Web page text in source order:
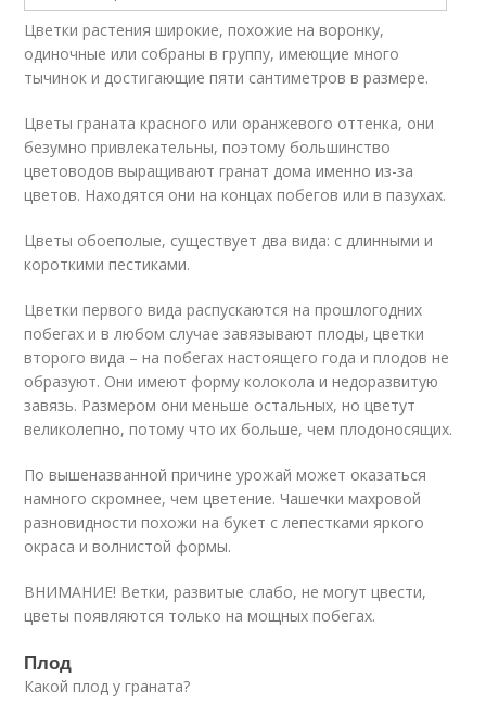
Цветки растения широкие, похожие на воронку,
одиночные или собраны в группу, имеющие много
тычинок и достигающие пяти сантиметров в размере.
Цветы граната красного или оранжевого оттенка, они
безумно привлекательны, поэтому большинство
цветоводов выращивают гранат дома именно из-за
цветов. Находятся они на концах побегов или в пазухах.
Цветы обоеполые, существует два вида: с длинными и
короткими пестиками.
Цветки первого вида распускаются на прошлогодних
побегах и в любом случае завязывают плоды, цветки
второго вида – на побегах настоящего года и плодов не
образуют. Они имеют форму колокола и недоразвитую
завязь. Размером они меньше остальных, но цветут
великолепно, потому что их больше, чем плодоносящих.
По вышеназванной причине урожай может оказаться
намного скромнее, чем цветение. Чашечки махровой
разновидности похожи на букет с лепестками яркого
окраса и волнистой формы.
ВНИМАНИЕ! Ветки, развитые слабо, не могут цвести,
цветы появляются только на мощных побегах.
Плод
Какой плод у граната?